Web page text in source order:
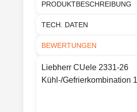
PRODUKTBESCHREIBUNG
TECH. DATEN
BEWERTUNGEN
Liebherr CUele 2331-26
Kühl-/Gefrierkombination